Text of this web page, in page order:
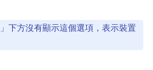
下方沒有顯示這個選項，表示裝置